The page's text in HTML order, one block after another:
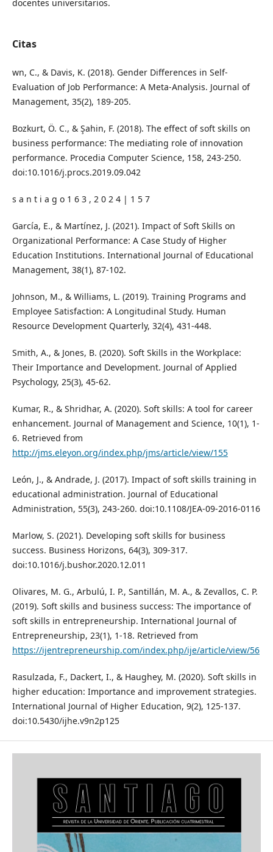
docentes universitarios.
Citas
wn, C., & Davis, K. (2018). Gender Differences in Self-
Evaluation of Job Performance: A Meta-Analysis. Journal of
Management, 35(2), 189-205.
Bozkurt, Ö. C., & Şahin, F. (2018). The effect of soft skills on
business performance: The mediating role of innovation
performance. Procedia Computer Science, 158, 243-250.
doi:10.1016/j.procs.2019.09.042
s a n t i a g o 1 6 3 , 2 0 2 4 | 1 5 7
García, E., & Martínez, J. (2021). Impact of Soft Skills on
Organizational Performance: A Case Study of Higher
Education Institutions. International Journal of Educational
Management, 38(1), 87-102.
Johnson, M., & Williams, L. (2019). Training Programs and
Employee Satisfaction: A Longitudinal Study. Human
Resource Development Quarterly, 32(4), 431-448.
Smith, A., & Jones, B. (2020). Soft Skills in the Workplace:
Their Importance and Development. Journal of Applied
Psychology, 25(3), 45-62.
Kumar, R., & Shridhar, A. (2020). Soft skills: A tool for career
enhancement. Journal of Management and Science, 10(1), 1-
6. Retrieved from
http://jms.eleyon.org/index.php/jms/article/view/155
León, J., & Andrade, J. (2017). Impact of soft skills training in
educational administration. Journal of Educational
Administration, 55(3), 243-260. doi:10.1108/JEA-09-2016-0116
Marlow, S. (2021). Developing soft skills for business
success. Business Horizons, 64(3), 309-317.
doi:10.1016/j.bushor.2020.12.011
Olivares, M. G., Arbulú, I. P., Santillán, M. A., & Zevallos, C. P.
(2019). Soft skills and business success: The importance of
soft skills in entrepreneurship. International Journal of
Entrepreneurship, 23(1), 1-18. Retrieved from
https://ijentrepreneurship.com/index.php/ije/article/view/56
Rasulzada, F., Dackert, I., & Haughey, M. (2020). Soft skills in
higher education: Importance and improvement strategies.
International Journal of Higher Education, 9(2), 125-137.
doi:10.5430/ijhe.v9n2p125